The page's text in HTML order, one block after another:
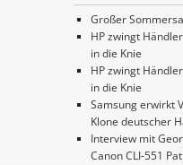
Großer
HP zwingt
in die Knie
HP zwingt
in die Knie
Samsung erwirkt
Klone deutscher
Interview mit
Canon CLI-551